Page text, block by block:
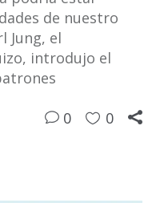
de nuestro
Jung, el
introdujo el
0 0